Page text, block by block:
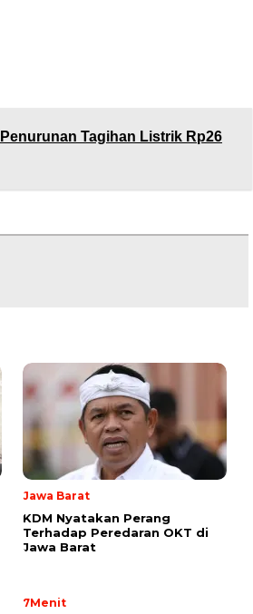
Tagihan Listrik Rp26
Jawa Barat
KDM Nyatakan Perang
Terhadap Peredaran OKT di
Jawa Barat
7Menit